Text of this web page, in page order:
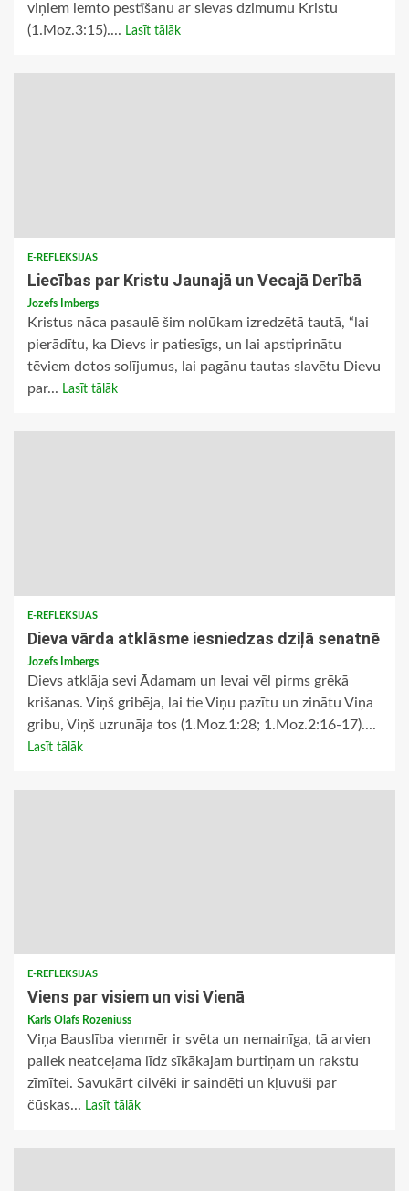
viņiem lemto pestīšanu ar sievas dzimumu Kristu
(1.Moz.3:15).... Lasīt tālāk
E-REFLEKSIJAS
Liecības par Kristu Jaunajā un Vecajā Derībā
Jozefs Imbergs
Kristus nāca pasaulē šim nolūkam izredzētā tautā, “lai
pierādītu, ka Dievs ir patiesīgs, un lai apstiprinātu
tēviem dotos solījumus, lai pagānu tautas slavētu Dievu
par... Lasīt tālāk
E-REFLEKSIJAS
Dieva vārda atklāsme iesniedzas dziļā senatnē
Jozefs Imbergs
Dievs atklāja sevi Ādamam un Ievai vēl pirms grēkā
krišanas. Viņš gribēja, lai tie Viņu pazītu un zinātu Viņa
gribu, Viņš uzrunāja tos (1.Moz.1:28; 1.Moz.2:16-17)....
Lasīt tālāk
E-REFLEKSIJAS
Viens par visiem un visi Vienā
Karls Olafs Rozeniuss
Viņa Bauslība vienmēr ir svēta un nemainīga, tā arvien
paliek neatceļama līdz sīkākajam burtiņam un rakstu
zīmītei. Savukārt cilvēki ir saindēti un kļuvuši par
čūskas... Lasīt tālāk